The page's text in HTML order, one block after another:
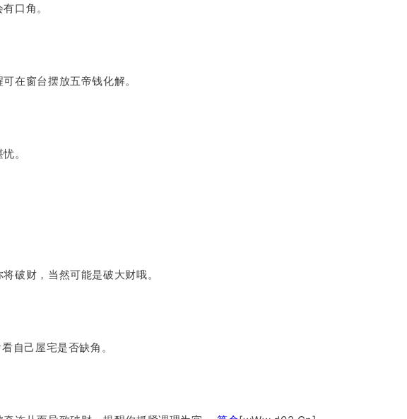
口角。
在窗台摆放五帝钱化解。
。
破财，当然可能是破大财哦。
自己屋宅是否缺角。